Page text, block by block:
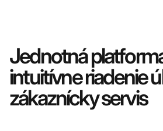
Jednotná
intuitívne riadenie
zákaznícky servis